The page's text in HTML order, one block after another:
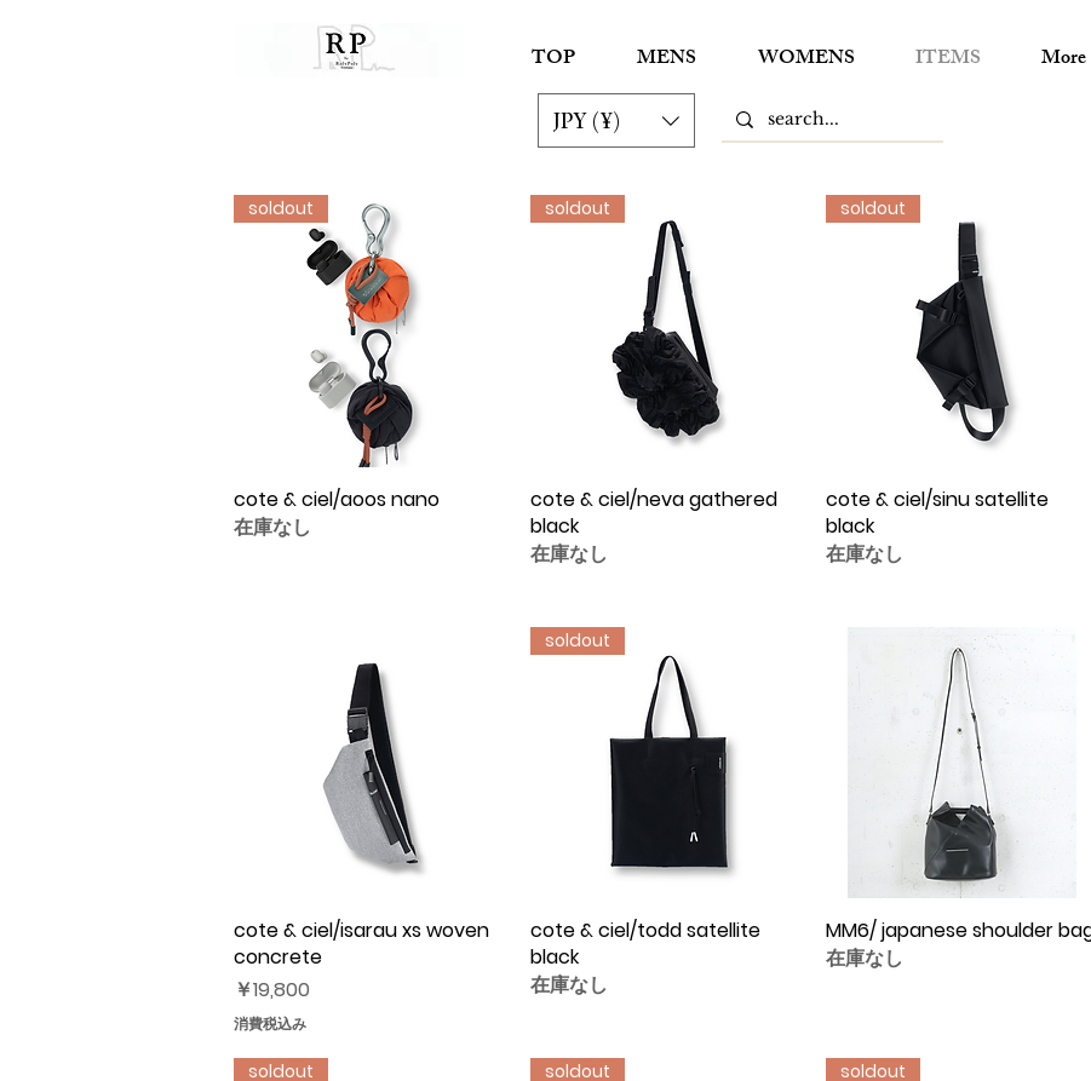
TOP MENS WOMENS ITEMS More
JPY (¥)
クイックビュー
soldout
cote & ciel/aoos nano
在庫なし
クイックビュー
soldout
cote & ciel/neva gathered
black
在庫なし
クイックビュー
soldout
cote & ciel/sinu satellite
black
在庫なし
クイックビュー
cote & ciel/isarau xs woven
concrete
価格
￥19,800
消費税込み
クイックビュー
soldout
cote & ciel/todd satellite
black
在庫なし
クイックビュー
MM6/ japanese shoulder
在庫なし
soldout soldout soldout